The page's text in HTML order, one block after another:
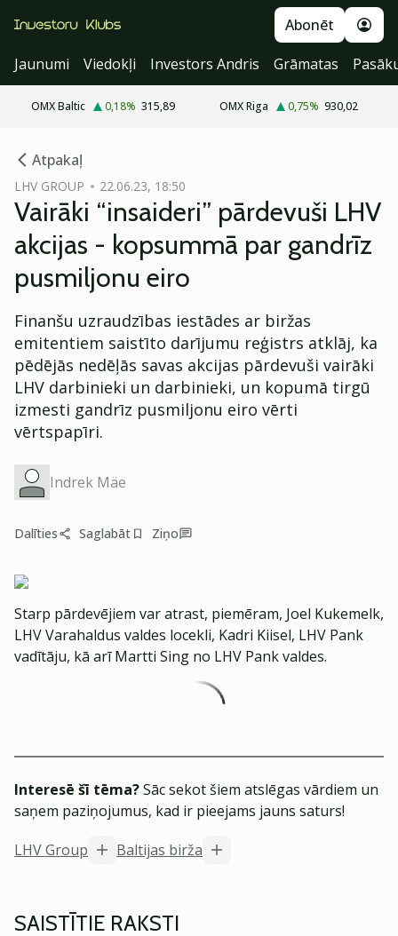
Abonēt
Jaunumi
Viedokļi Investors Andris Grāmatas
OMX Baltic 0,18% 315,89 OMX Riga 0,75% 930,02
Atpakaļ
LHV GROUP 22.06.23, 18:50
Vairāki “insaideri” pārdevuši LHV
akcijas - kopsummā par gandrīz
pusmiljonu eiro
Finanšu uzraudzības iestādes ar biržas
emitentiem saistīto darījumu reģistrs atklāj, ka
pēdējās nedēļās savas akcijas pārdevuši vairāki
LHV darbinieki un darbinieki, un kopumā tirgū
izmesti gandrīz pusmiljonu eiro vērti
vērtspapīri.
Indrek Mäe
Dalīties Saglabāt Ziņo
Starp pārdevējiem var atrast, piemēram, Joel Kukemelk,
LHV Varahaldus valdes locekli, Kadri Kiisel, LHV Pank
vadītāju, kā arī Martti Sing no LHV Pank valdes.
Interesē šī tēma?Sāc sekot šiem atslēgas vārdiem un
saņem paziņojumus, kad ir pieejams jauns saturs!
LHV Group
Baltijas birža
SAISTĪTIE RAKSTI